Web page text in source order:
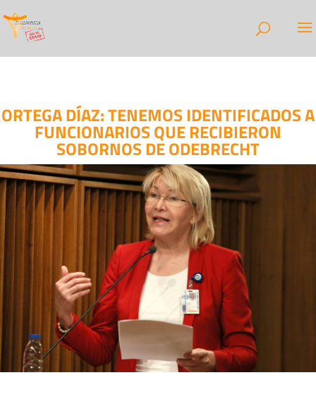
ORTEGA DÍAZ: TENEMOS IDENTIFICADOS A
FUNCIONARIOS QUE RECIBIERON
SOBORNOS DE ODEBRECHT